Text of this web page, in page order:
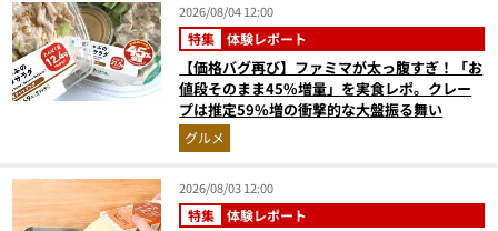
2026/08/04 12:00
特集 体験レポート
【価格バグ再び】ファミマが太っ腹すぎ！「お
値段そのまま45%増量」を実食レポ。クレー
プは推定59%増の衝撃的な大盤振る舞い
グルメ
2026/08/03 12:00
特集 体験レポート